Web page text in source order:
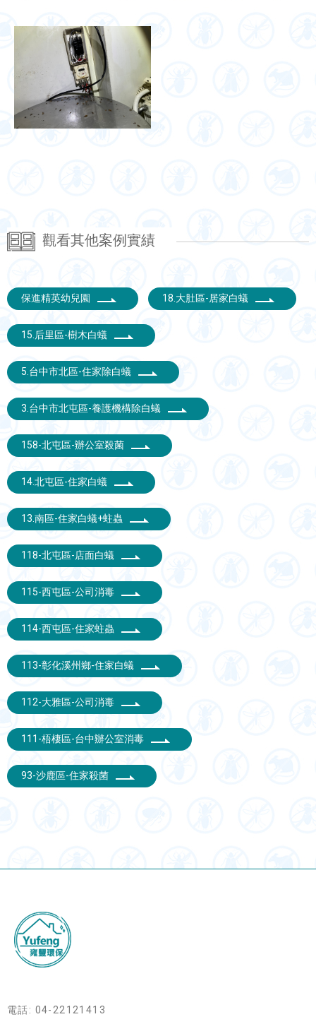
觀看其他案例實績
保進精英幼兒園 18.大肚區-居家白蟻
15.后里區-樹木白蟻
5.台中市北區-住家除白蟻
3.台中市北屯區-養護機構除白蟻
158-北屯區-辦公室殺菌
14.北屯區-住家白蟻
13.南區-住家白蟻+蛀蟲
118-北屯區-店面白蟻
115-西屯區-公司消毒
114-西屯區-住家蛀蟲
113-彰化溪州鄉-住家白蟻
112-大雅區-公司消毒
111-梧棲區-台中辦公室消毒
93-沙鹿區-住家殺菌
電話: 04-22121413